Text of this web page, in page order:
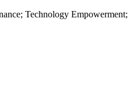
Technology